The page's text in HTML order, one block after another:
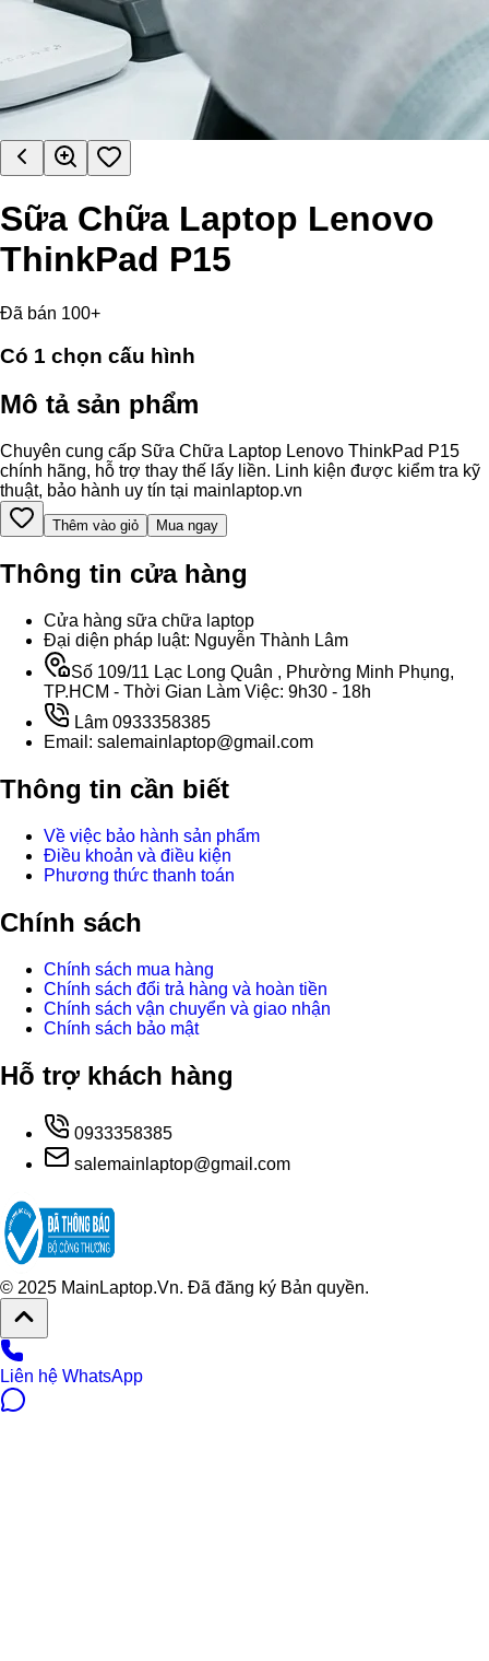
Sữa Chữa Laptop Lenovo
ThinkPad P15
Đã bán 100+
Có 1 chọn cấu hình
Mô tả sản phẩm
Chuyên cung cấp Sữa Chữa Laptop Lenovo ThinkPad P15
chính hãng, hỗ trợ thay thế lấy liền. Linh kiện được kiểm tra kỹ
thuật, bảo hành uy tín tại mainlaptop.vn
Thêm vào giỏ Mua ngay
Thông tin cửa hàng
Cửa hàng sữa chữa laptop
Đại diện pháp luật: Nguyễn Thành Lâm
Số 109/11 Lạc Long Quân , Phường Minh Phụng,
TP.HCM - Thời Gian Làm Việc: 9h30 - 18h
Lâm 0933358385
Email: salemainlaptop@gmail.com
Thông tin cần biết
Về việc bảo hành sản phẩm
Điều khoản và điều kiện
Phương thức thanh toán
Chính sách
Chính sách mua hàng
Chính sách đổi trả hàng và hoàn tiền
Chính sách vận chuyển và giao nhận
Chính sách bảo mật
Hỗ trợ khách hàng
0933358385
salemainlaptop@gmail.com
© 2025 MainLaptop.Vn. Đã đăng ký Bản quyền.
Liên hệ WhatsApp